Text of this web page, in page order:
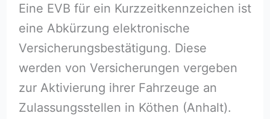
Eine EVB für ein Kurzzeitkennzeichen ist
eine Abkürzung elektronische
Versicherungsbestätigung. Diese
werden von Versicherungen vergeben
zur Aktivierung ihrer Fahrzeuge an
Zulassungsstellen in Köthen (Anhalt).